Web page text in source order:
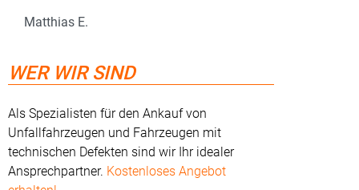
Matthias E.
WER WIR SIND
Als Spezialisten für den Ankauf von
Unfallfahrzeugen und Fahrzeugen mit
technischen Defekten sind wir Ihr idealer
Ansprechpartner. Kostenloses Angebot